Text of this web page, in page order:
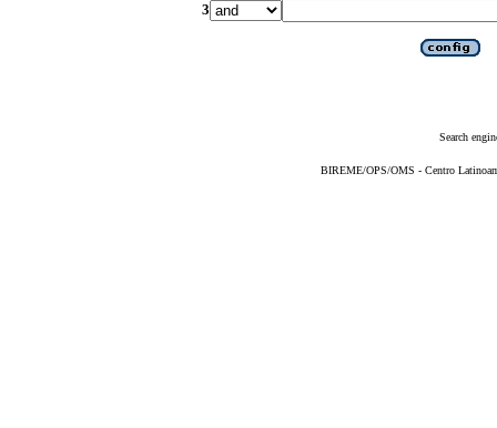
3
Search
BIREME/OPS/OMS - Centro